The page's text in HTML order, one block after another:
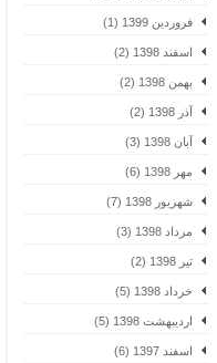
فروردین 1399 (1)
اسفند 1398 (2)
بهمن 1398 (2)
آذر 1398 (2)
آبان 1398 (3)
مهر 1398 (6)
شهریور 1398 (7)
مرداد 1398 (3)
تیر 1398 (2)
خرداد 1398 (5)
اردیبهشت 1398 (5)
اسفند 1397 (6)